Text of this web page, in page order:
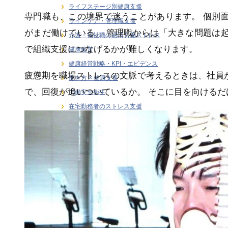
専門職も、この境界で迷うことがあります。 個別
がまだ働けている。 管理職からは「大きな問題は
で組織支援につなげるかが難しくなります。
疲憊期を職場ストレスの文脈で考えるときは、社
で、回復が追いついているか。 そこに目を向ける
ライフステージ別健康支援
ラインケア・管理職支援
介護・福祉職の感情労働ストレス
健康経営
健康経営戦略・KPI・エビデンス
働き方 × 健康支援
労働安全衛生
在宅勤務者のストレス支援
大学研究連携・学術講演実績
女性従業員の健康支援
熱中症対策
研修・セミナー
職場訪問・現場分析
階層別ヘルスリテラシー（新人・若手・中